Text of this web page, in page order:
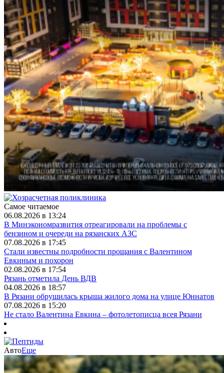
Самое читаемое
06.08.2026 в 13:24
В Минэкономразвития отреагировали на проблемы с
бензином и очереди на рязанских АЗС
07.08.2026 в 17:45
Стали известны подробности прощания с Валентином
Евкиным и похорон
02.08.2026 в 17:54
Рязань отметила День ВДВ
04.08.2026 в 18:57
В Рязани обрушилась крыша жилого дома на улице Юннатов
07.08.2026 в 15:20
Не стало Валентина Евкина – фотолетописца всея Рязани
АвтоЕще